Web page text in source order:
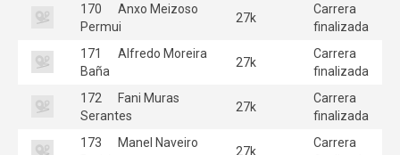
170
Anxo Meizoso
Permui
27k
Carrera
finalizada
171
Alfredo Moreira
Baña
27k
Carrera
finalizada
172
Fani Muras
Serantes
27k
Carrera
finalizada
173
Manel Naveiro
27k
Carrera